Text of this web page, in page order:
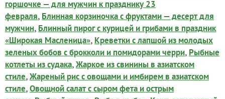
горшочке — для мужчин к празднику 23
февраля, Блинная корзиночка с фруктами — десерт для
мужчин, Блинный пирог с курицей и грибами в праздник
«Широкая Масленица», Креветки с лапшой из молодых
зеленых бобов с брокколи и помидорами черри, Рыбные
котлеты из судака,Жаркое из свинины в азиатском
стиле,Жареный рис с овощами и имбирем в азиатском
стиле,Овощной салат с сыром фета и острым